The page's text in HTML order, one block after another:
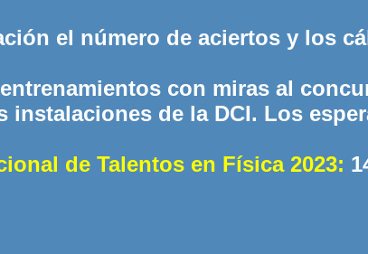
el número de aciertos y los
con miras al
instalaciones de la DCI. Los
de Talentos en Física 2023: